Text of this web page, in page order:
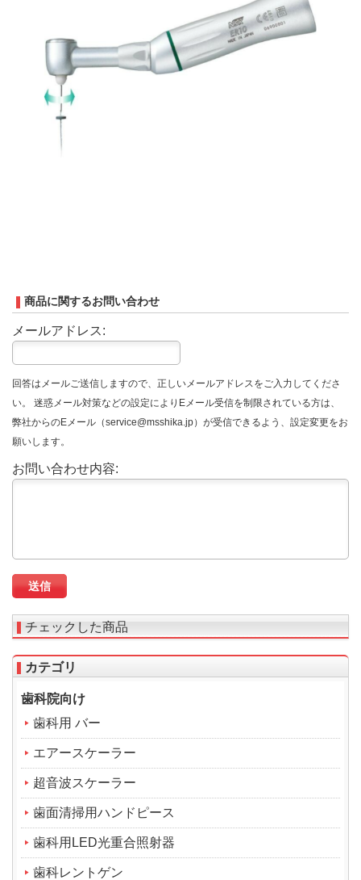
商品に関するお問い合わせ
メールアドレス:
回答はメールご送信しますので、正しいメールアドレスをご入力してくださ
い。 迷惑メール対策などの設定によりEメール受信を制限されている方は、
弊社からのEメール（service@msshika.jp）が受信できるよう、設定変更をお
願いします。
お問い合わせ内容:
チェックした商品
カテゴリ
歯科院向け
歯科用 バー
エアースケーラー
超音波スケーラー
歯面清掃用ハンドピース
歯科用LED光重合照射器
歯科レントゲン